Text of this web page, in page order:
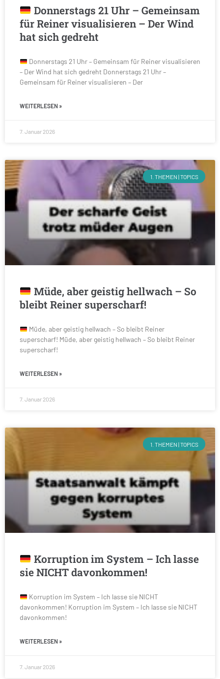
Donnerstags 21 Uhr – Gemeinsam
für Reiner visualisieren – Der Wind
hat sich gedreht
Donnerstags 21 Uhr – Gemeinsam für Reiner visualisieren
– Der Wind hat sich gedreht Donnerstags 21 Uhr –
Gemeinsam für Reiner visualisieren – Der
WEITERLESEN »
7. Januar 2026
1. THEMEN | TOPICS
Müde, aber geistig hellwach – So
bleibt Reiner superscharf!
Müde, aber geistig hellwach – So bleibt Reiner
superscharf! Müde, aber geistig hellwach – So bleibt Reiner
superscharf!
WEITERLESEN »
7. Januar 2026
1. THEMEN | TOPICS
Korruption im System – Ich lasse
sie NICHT davonkommen!
Korruption im System – Ich lasse sie NICHT
davonkommen! Korruption im System – Ich lasse sie NICHT
davonkommen!
WEITERLESEN »
7. Januar 2026